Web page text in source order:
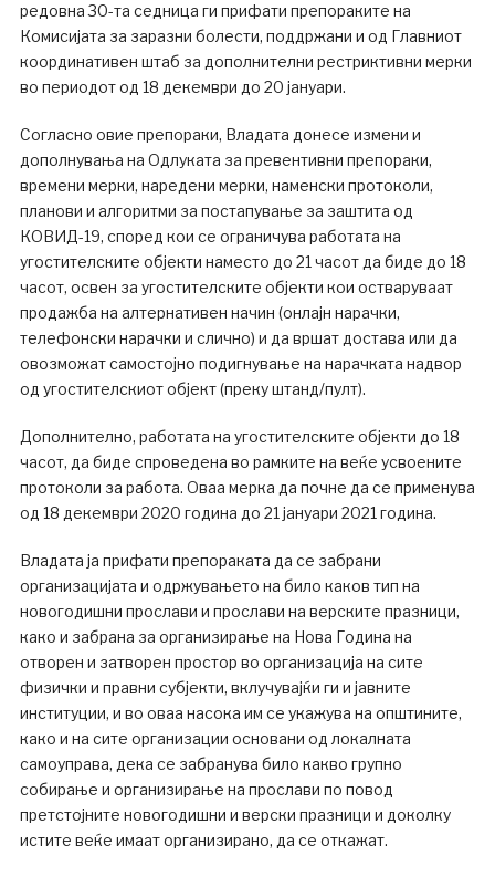
редовна 30-та седница ги прифати препораките на
Комисијата за заразни болести, поддржани и од Главниот
координативен штаб за дополнителни рестриктивни мерки
во периодот од 18 декември до 20 јануари.
Согласно овие препораки, Владата донесе измени и
дополнувања на Одлуката за превентивни препораки,
времени мерки, наредени мерки, наменски протоколи,
планови и алгоритми за постапување за заштита од
КОВИД-19, според кои се ограничува работата на
угостителските објекти наместо до 21 часот да биде до 18
часот, освен за угостителските објекти кои остваруваат
продажба на алтернативен начин (онлајн нарачки,
телефонски нарачки и слично) и да вршат достава или да
овозможат самостојно подигнување на нарачката надвор
од угостителскиот објект (преку штанд/пулт).
Дополнително, работата на угостителските објекти до 18
часот, да биде спроведена во рамките на веќе усвоените
протоколи за работа. Оваа мерка да почне да се применува
од 18 декември 2020 година до 21 јануари 2021 година.
Владата ја прифати препораката да се забрани
организацијата и одржувањето на било каков тип на
новогодишни прослави и прослави на верските празници,
како и забрана за организирање на Нова Година на
отворен и затворен простор во организација на сите
физички и правни субјекти, вклучувајќи ги и јавните
институции, и во оваа насока им се укажува на општините,
како и на сите организации основани од локалната
самоуправа, дека се забранува било какво групно
собирање и организирање на прослави по повод
претстојните новогодишни и верски празници и доколку
истите веќе имаат организирано, да се откажат.